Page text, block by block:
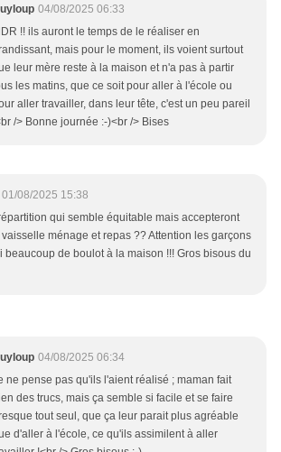
04/08/2025 06:33
!! ils auront le temps de le réaliser en
mais pour le moment, ils voient surtout
leur mère reste à la maison et n'a pas à partir
les matins, que ce soit pour aller à l'école ou
aller travailler, dans leur tête, c'est un peu pareil
/> Bonne journée :-)<br /> Bises
01/08/2025 15:38
qui semble équitable mais accepteront
ménage et repas ?? Attention les garçons
beaucoup de boulot à la maison !!! Gros bisous du
04/08/2025 06:34
ne pense pas qu'ils l'aient réalisé ; maman fait
des trucs, mais ça semble si facile et se faire
tout seul, que ça leur parait plus agréable
d'aller à l'école, ce qu'ils assimilent à aller